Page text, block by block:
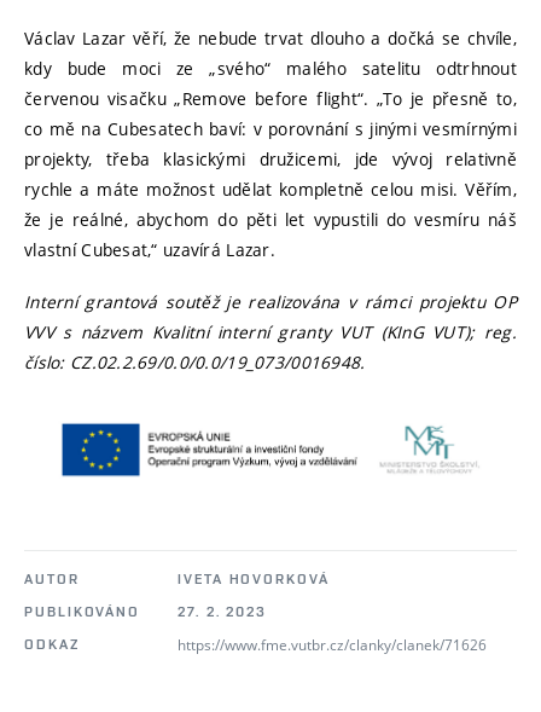
Václav Lazar věří, že nebude trvat dlouho a dočká se chvíle,
kdy bude moci ze „svého“ malého satelitu odtrhnout
červenou visačku „Remove before flight“. „To je přesně to,
co mě na Cubesatech baví: v porovnání s jinými vesmírnými
projekty, třeba klasickými družicemi, jde vývoj relativně
rychle a máte možnost udělat kompletně celou misi. Věřím,
že je reálné, abychom do pěti let vypustili do vesmíru náš
vlastní Cubesat,“ uzavírá Lazar.
Interní grantová soutěž je realizována v rámci projektu OP
VVV s názvem Kvalitní interní granty VUT (KInG VUT); reg.
číslo: CZ.02.2.69/0.0/0.0/19_073/0016948.
AUTOR
IVETA HOVORKOVÁ
PUBLIKOVÁNO
27. 2. 2023
ODKAZ
https://www.fme.vutbr.cz/clanky/clanek/71626